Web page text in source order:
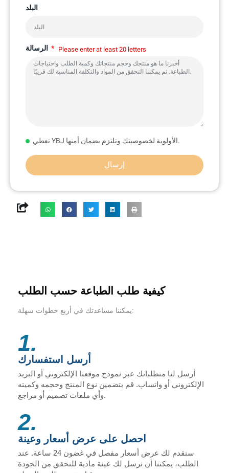
البلد
Please enter at least 20 letters
تعطي YBJ الأولوية لخصوصيتك وتلتزم بضمان أمنها.
إرسال
كيفية طلب الطباعة حسب الطلب
يمكننا مساعدتك في أربع خطوات سهلة:
1.
أرسل استفسارك
أرسل لنا متطلباتك عبر نموذج موقعنا الإلكتروني أو البريد
الإلكتروني أو واتساب. قم بتضمين نوع المنتج وحجمه وكميته
وأي ملفات تصميم أو مراجع.
2.
احصل على عرض أسعار وعينة
سنقدم لك عرض أسعار مفصل في غضون 24 ساعة. عند
الطلب، يمكننا أن نرسل لك عينة مادية للتحقق من الجودة